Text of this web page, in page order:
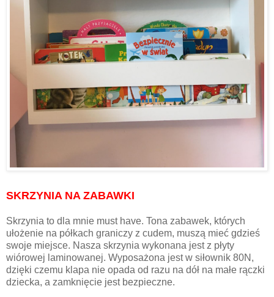
SKRZYNIA NA ZABAWKI
Skrzynia to dla mnie must have. Tona zabawek, których
ułożenie na półkach graniczy z cudem, muszą mieć gdzieś
swoje miejsce. Nasza skrzynia wykonana jest z płyty
wiórowej laminowanej. Wyposażona jest w siłownik 80N,
dzięki czemu klapa nie opada od razu na dół na małe rączki
dziecka, a zamknięcie jest bezpieczne.